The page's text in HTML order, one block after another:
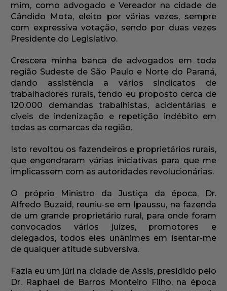
mim, como advogado e Vereador na cidade de
Cândido Mota, eleito por várias vezes, sempre
com expressiva votação, sendo por duas vezes
Presidente do Legislativo.
Crescera minha banca de advogados em toda
região Sudeste de São Paulo e Norte do Paraná,
dando assistência a vários sindicatos de
trabalhadores rurais, tendo eu proposto cerca de
120.000 demandas trabalhistas, acidentárias e
cíveis de indenização e repetição indébito em
todas as comarcas da região.
Isto revoltou os fazendeiros e proprietários rurais,
que engendraram várias iniciativas para que me
implicassem com as autoridades revolucionárias.
O próprio Ministro da Justiça da época, Dr.
Alfredo Buzaid, reuniu-se em Ipaussu, na fazenda
de um grande proprietário rural, para onde foram
convocados vários juízes, promotores e
delegados, todos eles unânimes em isentar-me
de qualquer atitude subversiva.
Fazia eu um júri na cidade de Assis, presidido pelo
Dr. Raphael de Barros Monteiro Filho, na época